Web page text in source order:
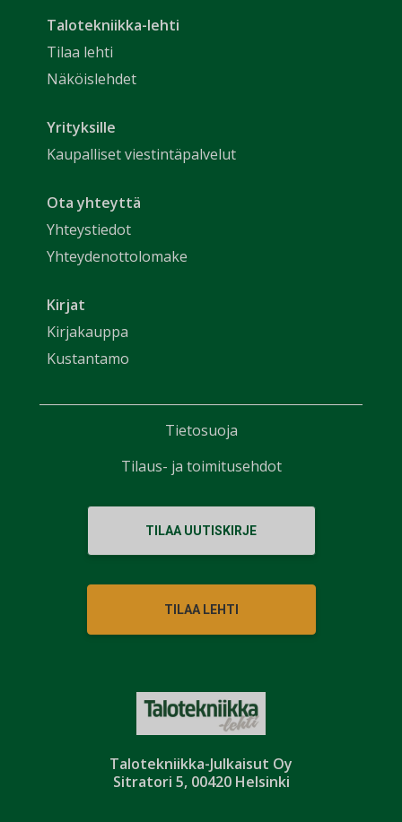
Talotekniikka-Julkaisut Oy
Sitratori 5, 00420 Helsinki
Talotekniikka-lehti
Tilaa lehti
Näköislehdet
Yrityksille
Kaupalliset viestintäpalvelut
Ota yhteyttä
Yhteystiedot
Yhteydenottolomake
Kirjat
Kirjakauppa
Kustantamo
TILAA UUTISKIRJE
TILAA LEHTI
Tietosuoja
Tilaus- ja toimitusehdot